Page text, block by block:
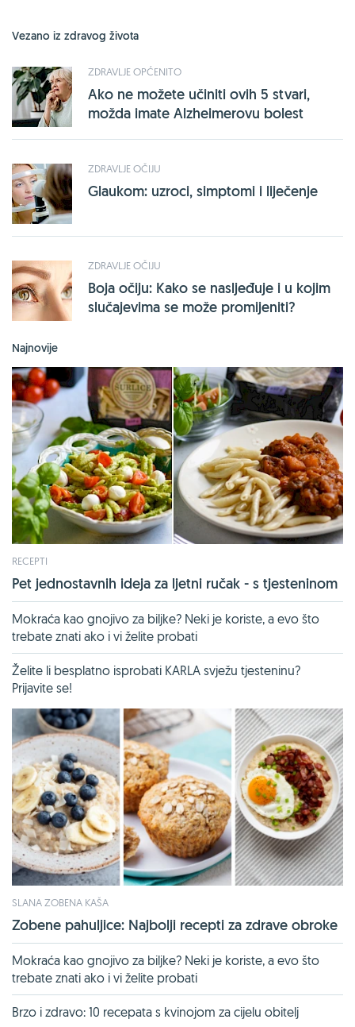
Vezano iz zdravog života
ZDRAVLJE OPĆENITO
Ako ne možete učiniti ovih 5 stvari,
možda imate Alzheimerovu bolest
ZDRAVLJE OČIJU
Glaukom: uzroci, simptomi i liječenje
ZDRAVLJE OČIJU
Boja očiju: Kako se nasljeđuje i u kojim
slučajevima se može promijeniti?
Najnovije
RECEPTI
Pet jednostavnih ideja za ljetni ručak - s tjesteninom
Mokraća kao gnojivo za biljke? Neki je koriste, a evo što
trebate znati ako i vi želite probati
Želite li besplatno isprobati KARLA svježu tjesteninu?
Prijavite se!
SLANA ZOBENA KAŠA
Zobene pahuljice: Najbolji recepti za zdrave obroke
Mokraća kao gnojivo za biljke? Neki je koriste, a evo što
trebate znati ako i vi želite probati
Brzo i zdravo: 10 recepata s kvinojom za cijelu obitelj